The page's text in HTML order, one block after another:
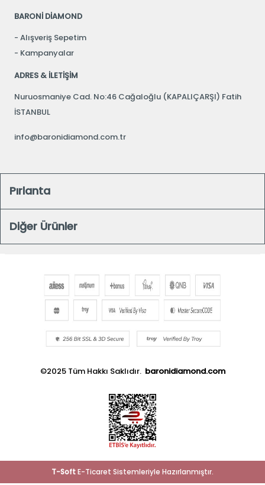
BARONİ DİAMOND
Alışveriş Sepetim
Kampanyalar
ADRES & İLETİŞİM
Nuruosmaniye Cad. No:46 Cağaloğlu (KAPALIÇARŞI) Fatih
İSTANBUL
info@baronidiamond.com.tr
Pırlanta
Diğer Ürünler
©2025 Tüm Hakkı Saklıdır. baronidiamond.com
T-SoftE-Ticaret Sistemleriyle Hazırlanmıştır.